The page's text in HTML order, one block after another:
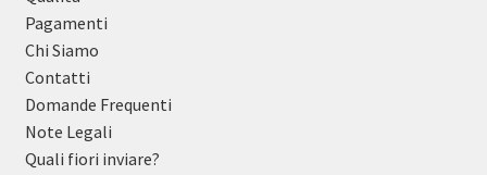
Pagamenti
Chi Siamo
Contatti
Domande Frequenti
Note Legali
Quali fiori inviare?